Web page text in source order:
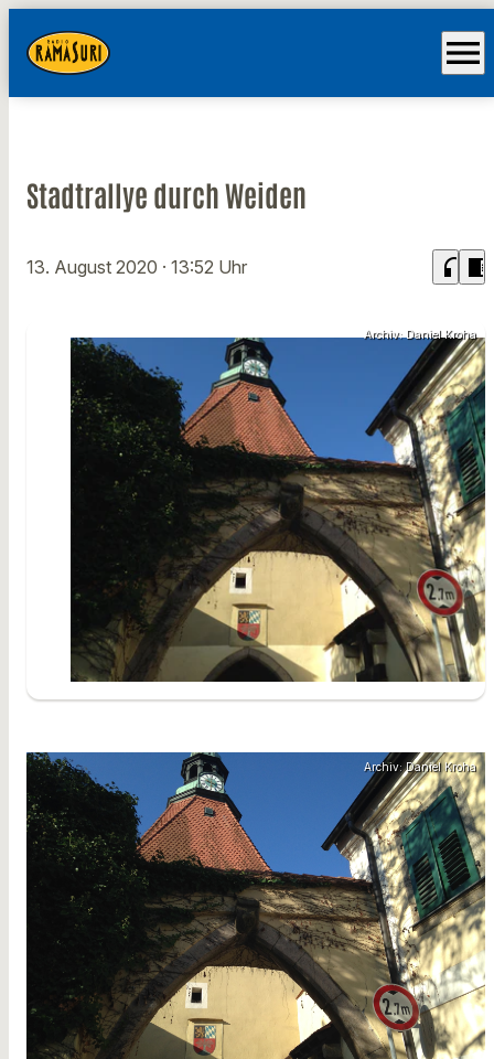
menu
Stadtrallye durch Weiden
13. August 2020 · 13:52 Uhr headphones chrome_reader_mode
Archiv: Daniel Kroha
Archiv: Daniel Kroha